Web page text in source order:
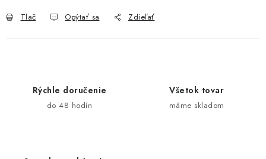
Tlač Opýtať sa Zdieľať
Rýchle doručenie
do 48 hodín
Všetok tovar
máme skladom